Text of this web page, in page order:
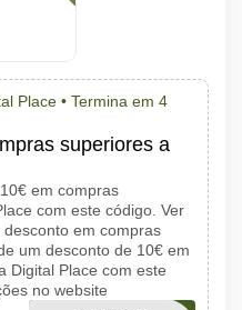
Place • Termina em 4
superiores a
em compras
com este código. Ver
em compras
um desconto de 10€ em
Digital Place com este
no website